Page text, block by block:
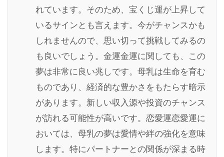
れています。そのため、宝くじ運が上昇して
いるサインとも言えます。今がチャンスかも
しれませんので、思い切って挑戦してみるの
も良いでしょう。金運金運に関しても、この
夢は非常に良い兆しです。母乳は生命を育む
ものであり、経済的な豊かさをもたらす暗示
があります。新しい収入源や投資のチャンス
が訪れる可能性が高いです。恋愛運恋愛運に
おいては、母乳の夢は愛情や絆の強化を意味
します。特にパートナーとの関係が深まる時